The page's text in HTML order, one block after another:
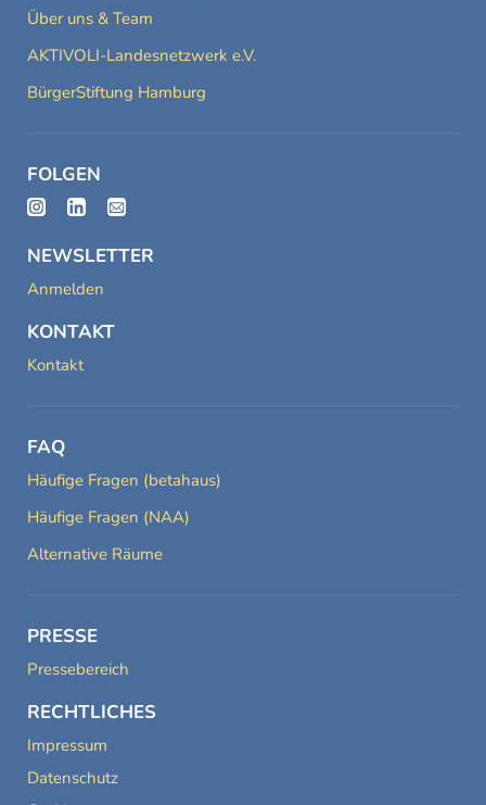
Über uns & Team
AKTIVOLI-Landesnetzwerk e.V.
BürgerStiftung Hamburg
FOLGEN
NEWSLETTER
Anmelden
KONTAKT
Kontakt
FAQ
Häufige Fragen (betahaus)
Häufige Fragen (NAA)
Alternative Räume
PRESSE
Pressebereich
RECHTLICHES
Impressum
Datenschutz